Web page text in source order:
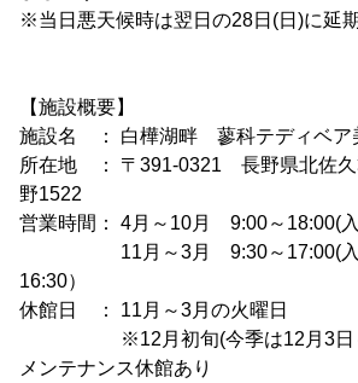
※当日悪天候時は翌日の28日(日)に延期
【施設概要】
施設名 ： 白樺湖畔 蓼科テディベア
所在地 ： 〒391-0321 長野県北佐久
野1522
営業時間： 4月～10月 9:00～18:00(
11月～3月 9:30～17:00(入
16:30）
休館日 ： 11月～3月の火曜日
※12月初旬(今季は12月3日～
メンテナンス休館あり